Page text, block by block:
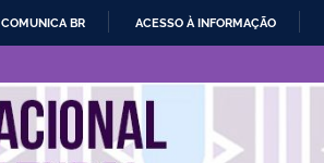
O
CONTEÚDO
COMUNICA BR ACESSO À INFORMAÇÃO